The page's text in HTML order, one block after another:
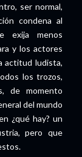
ser normal,
condena al
exija menos
y los actores
actitud ludista,
los trozos,
de momento
del mundo
¿qué hay? un
pero que